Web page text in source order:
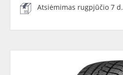
Atsiėmimas rugpjūčio 7 d.